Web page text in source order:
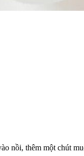
nồi, thêm một chút